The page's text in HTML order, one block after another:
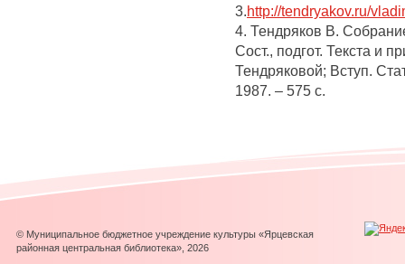
3. http://tendryakov.ru/
4. Тендряков В.
Сост., подгот. Текста и
Тендряковой; Вступ.
1987. – 575 с.
© Муниципальное бюджетное учреждение культуры «Ярцевская
районная центральная библиотека», 2026